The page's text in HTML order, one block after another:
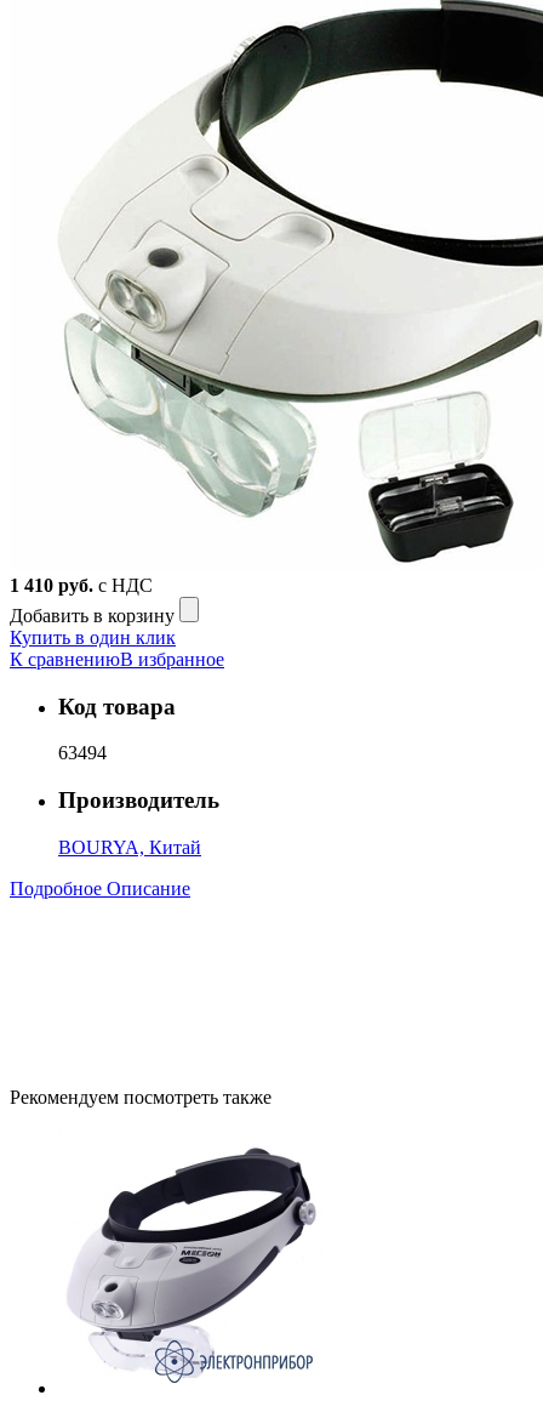
1 410 руб. с НДС
Добавить в корзину
Купить в один клик
К сравнениюВ избранное
Код товара
63494
Производитель
BOURYA, Китай
Подробное Описание
Рекомендуем посмотреть также